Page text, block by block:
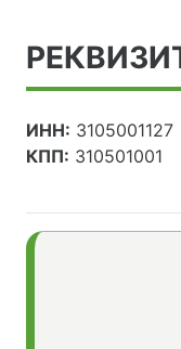
ИНН: 3105001127
КПП: 310501001